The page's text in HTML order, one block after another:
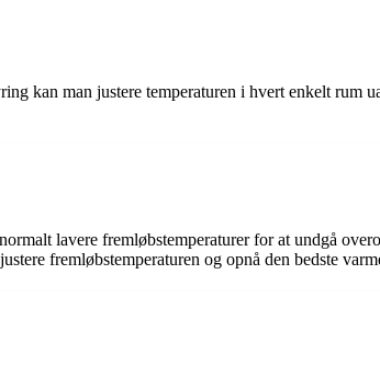
kan man justere temperaturen i hvert enkelt rum
lavere fremløbstemperaturer for at undgå
fremløbstemperaturen og opnå den bedste